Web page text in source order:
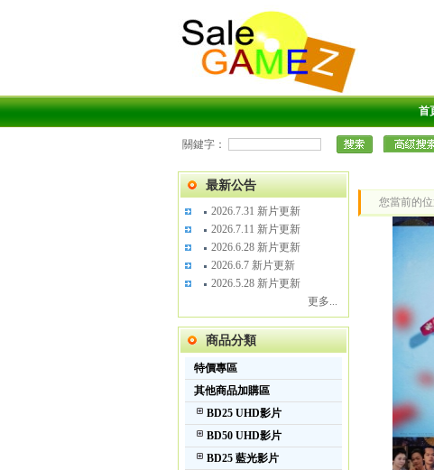
首
關鍵字：
最新公告
2026.7.31 新片更新
2026.7.11 新片更新
2026.6.28 新片更新
2026.6.7 新片更新
2026.5.28 新片更新
更多...
商品分類
特價專區
其他商品加購區
BD25 UHD影片
BD50 UHD影片
BD25 藍光影片
您當前的位